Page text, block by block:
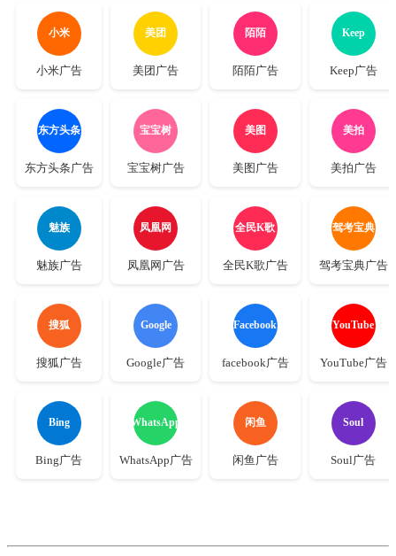
小米
小米广告
美团
美团广告
陌陌
陌陌广告
Keep
Keep广告
东方头条
东方头条广告
宝宝树
宝宝树广告
美图
美图广告
美拍
美拍广告
魅族
魅族广告
凤凰网
凤凰网广告
全民K歌
全民K歌广告
驾考宝典
驾考宝典广告
搜狐
搜狐广告
Google
Google广告
Facebook
facebook广告
YouTube
YouTube广告
Bing
Bing广告
WhatsApp
WhatsApp广告
闲鱼
闲鱼广告
Soul
Soul广告